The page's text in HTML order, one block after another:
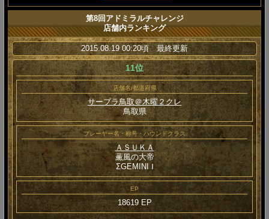
第8回アドミラルチャレンジ
店舗内ランキング
2015.08.19 00:20頃 最終更新
11位
店舗名/都道府県
サープラ鳥取＠木曜２クレ
鳥取県
プレーヤー名・称号・ハウンドクラス
ＡＳＵＫＡ
薫風の大帝
ΣGEMINI Ⅰ
EP
18619 EP